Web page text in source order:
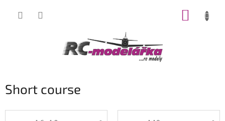
Short course